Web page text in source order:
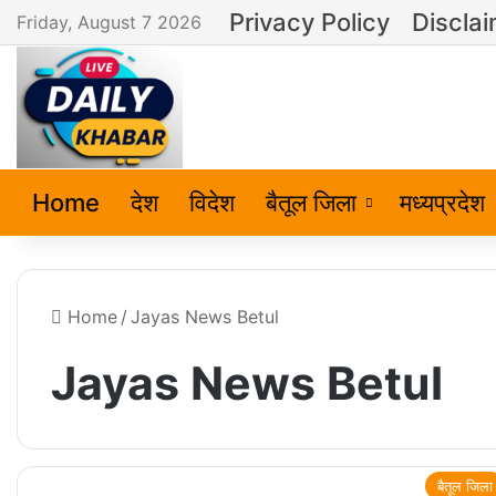
Friday, August 7 2026 Privacy Policy
Home देश विदेश बैतूल जिला मध्यप्रदेश
Home / Jayas News Betul
Jayas News Betul
बैतूल जिला